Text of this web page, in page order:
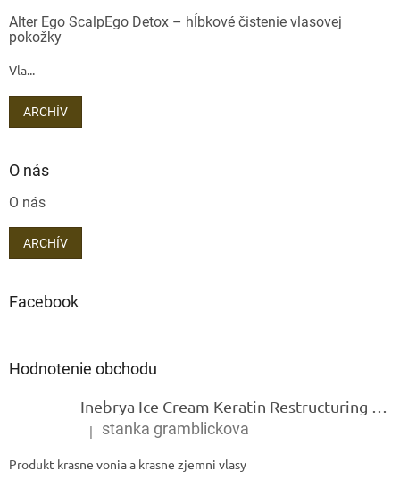
Alter Ego ScalpEgo Detox – hĺbkové čistenie vlasovej
pokožky
Vla...
ARCHÍV
O nás
O nás
ARCHÍV
Facebook
Hodnotenie obchodu
Inebrya Ice Cream Keratin Restructuring Mask – reštrukturalizačná maska s keratínom 1000 ml
Hodnotenie produktu je 5 z 5 hviezdičiek.
| stanka gramblickova
Produkt krasne vonia a krasne zjemni vlasy